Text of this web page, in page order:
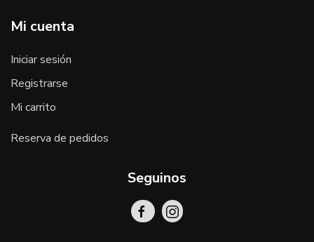
Mi cuenta
Iniciar sesión
Registrarse
Mi carrito
Reserva de pedidos
Seguinos